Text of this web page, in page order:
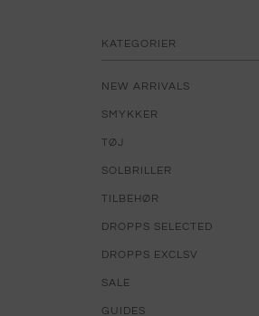
KATEGORIER
NEW ARRIVALS
SMYKKER
TØJ
SOLBRILLER
TILBEHØR
DROPPS SELECTED
DROPPS EXCLSV
SALE
GUIDES